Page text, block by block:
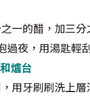
一的醋，加三
過夜，用湯匙輕
爐台
用牙刷刷洗上